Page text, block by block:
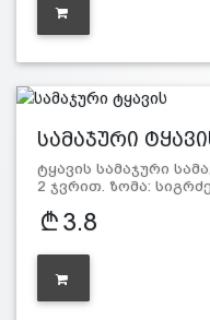
სამაჯური
ტყავის სამაჯური
2 ჯვრით. ზომა:
3.8